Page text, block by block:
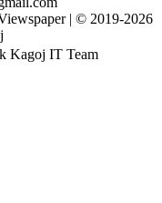
Viewspaper | © 2019-2026
Kagoj IT Team